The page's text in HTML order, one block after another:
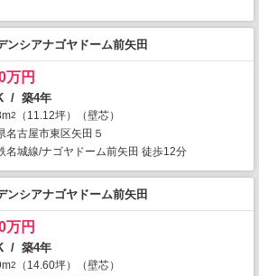
ンシアナゴヤドーム前矢田
万円
/ 築4年
2
（11.12坪）（壁芯）
名古屋市東区矢田５
名城線/ナゴヤドーム前矢田 徒歩12分
ンシアナゴヤドーム前矢田
万円
/ 築4年
2
（14.60坪）（壁芯）